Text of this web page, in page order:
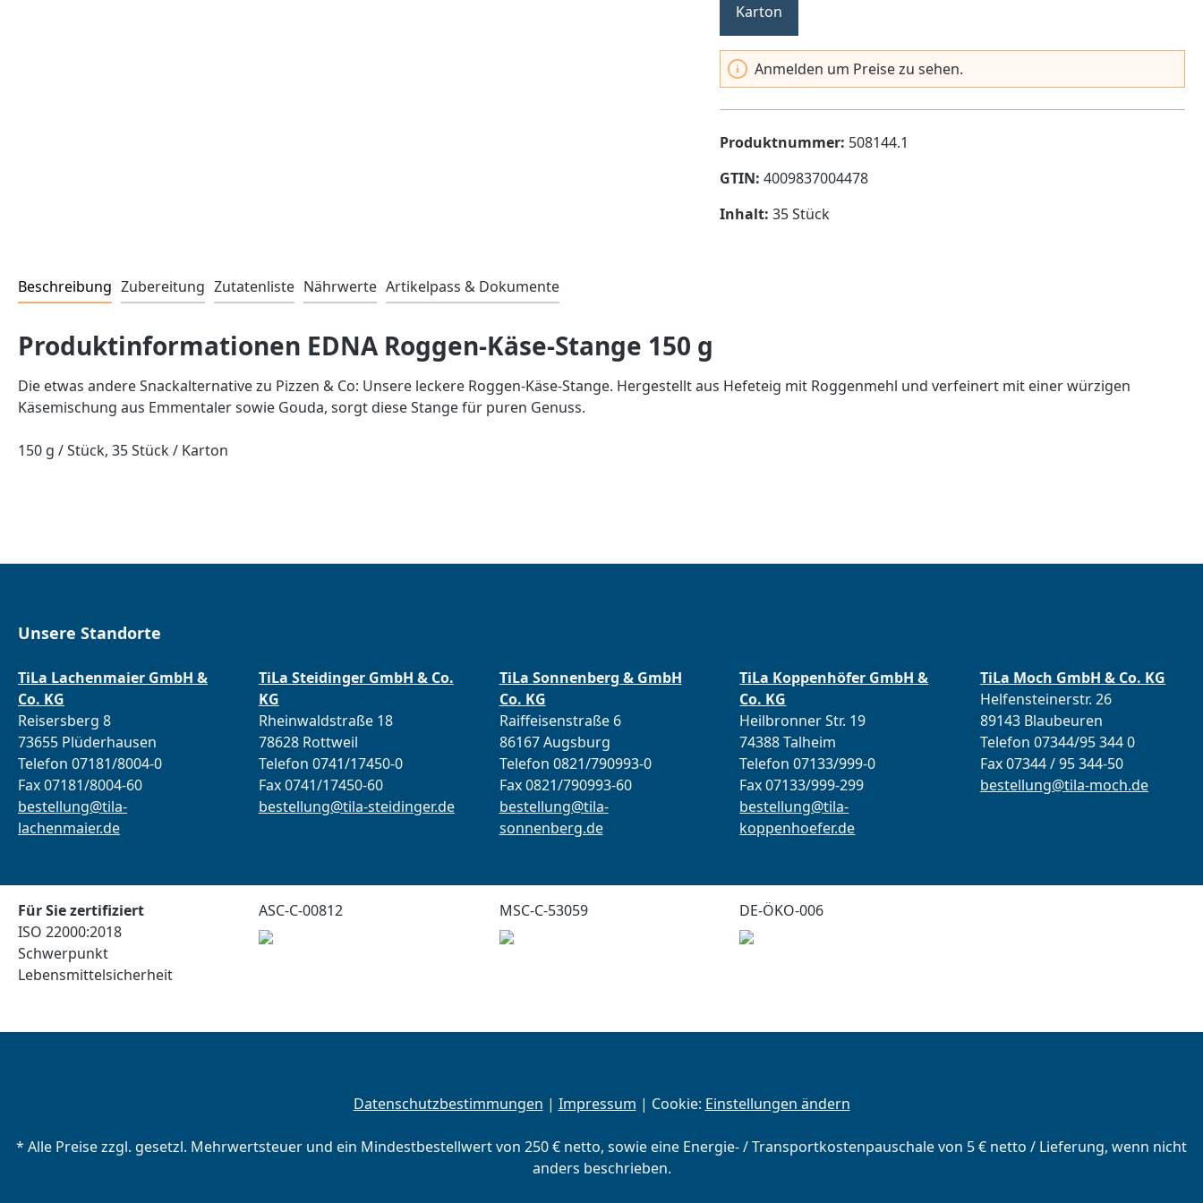
Karton
Anmelden um Preise zu sehen.
Produktnummer: 508144.1
GTIN: 4009837004478
Inhalt: 35 Stück
Beschreibung Zubereitung Zutatenliste Nährwerte Artikelpass & Dokumente
Produktinformationen EDNA Roggen-Käse-Stange 150 g
Die etwas andere Snackalternative zu Pizzen & Co: Unsere leckere Roggen-Käse-Stange. Hergestellt aus Hefeteig mit Roggenmehl und verfeinert mit einer würzigen
Käsemischung aus Emmentaler sowie Gouda, sorgt diese Stange für puren Genuss.
150 g / Stück, 35 Stück / Karton
Unsere Standorte
TiLa Lachenmaier GmbH &
Co. KG
Reisersberg 8
73655 Plüderhausen
Telefon 07181/8004-0
Fax 07181/8004-60
bestellung@tila-
lachenmaier.de
TiLa Steidinger GmbH & Co.
KG
Rheinwaldstraße 18
78628 Rottweil
Telefon 0741/17450-0
Fax 0741/17450-60
bestellung@tila-steidinger.de
TiLa Sonnenberg & GmbH
Co. KG
Raiffeisenstraße 6
86167 Augsburg
Telefon 0821/790993-0
Fax 0821/790993-60
bestellung@tila-
sonnenberg.de
TiLa Koppenhöfer GmbH &
Co. KG
Heilbronner Str. 19
74388 Talheim
Telefon 07133/999-0
Fax 07133/999-299
bestellung@tila-
koppenhoefer.de
TiLa Moch GmbH & Co. KG
Helfensteinerstr. 26
89143 Blaubeuren
Telefon 07344/95 344 0
Fax 07344 / 95 344-50
bestellung@tila-moch.de
Für Sie zertifiziert
ISO 22000:2018
Schwerpunkt
Lebensmittelsicherheit
ASC-C-00812 MSC-C-53059 DE-ÖKO-006
Datenschutzbestimmungen | Impressum | Cookie: Einstellungen ändern
* Alle Preise zzgl. gesetzl. Mehrwertsteuer und ein Mindestbestellwert von 250 € netto, sowie eine Energie- / Transportkostenpauschale von 5 € netto / Lieferung, wenn nicht
anders beschrieben.